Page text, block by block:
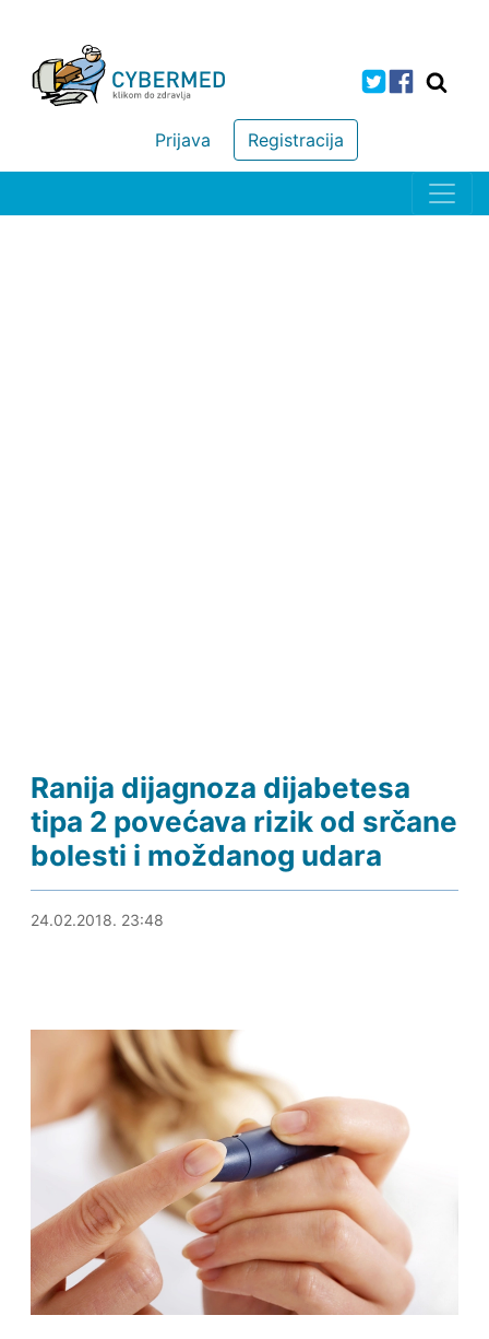
Registracija
Prijava
Ranija dijagnoza dijabetesa
tipa 2 povećava rizik od srčane
bolesti i moždanog udara
25.02.2018. 12:34
24.02.2018. 23:48